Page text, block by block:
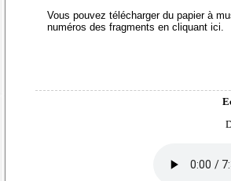
Vous pouvez télécharger du papier à
numéros des fragments en cliquant ici.